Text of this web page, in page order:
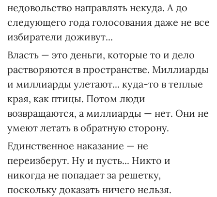
недовольство направлять некуда. А до
следующего года голосования даже не все
избиратели доживут...
Власть — это деньги, которые то и дело
растворяются в пространстве. Миллиарды
и миллиарды улетают... куда-то в теплые
края, как птицы. Потом люди
возвращаются, а миллиарды — нет. Они не
умеют летать в обратную сторону.
Единственное наказание — не
переизберут. Ну и пусть... Никто и
никогда не попадает за решетку,
поскольку доказать ничего нельзя.